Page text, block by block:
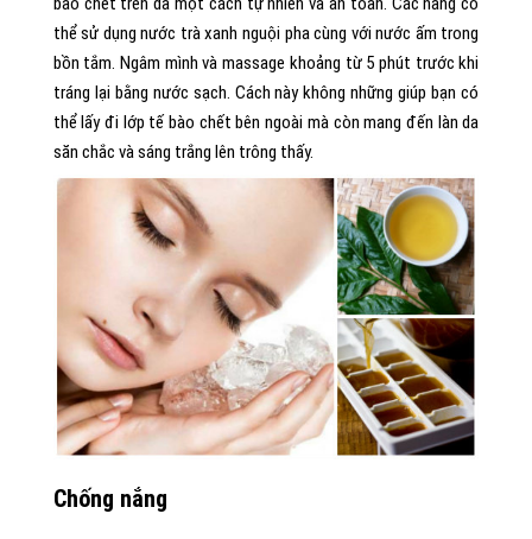
thể sử dụng nước trà xanh nguội pha cùng với nước ấm trong
bồn tắm. Ngâm mình và massage khoảng từ 5 phút trước khi
tráng lại bằng nước sạch. Cách này không những giúp bạn có
thể lấy đi lớp tế bào chết bên ngoài mà còn mang đến làn da
săn chắc và sáng trắng lên trông thấy.
Chống nắng